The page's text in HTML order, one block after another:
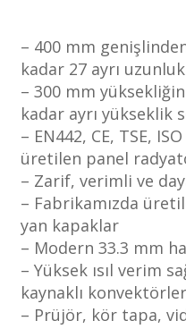
– 400 mm
kadar 27 ayrı uzunluk
– 300 mm
kadar ayrı yükseklik
– EN442, CE, TSE,
üretilen panel
– Zarif, verimli ve
– Fabrikamızda
yan kapaklar
– Modern 33.3 mm
– Yüksek ısıl verim
kaynaklı konvektörler
– Prüjör, kör tapa,